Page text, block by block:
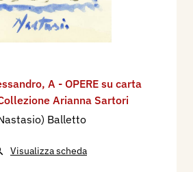
, A - OPERE su carta
Arianna Sartori
Balletto
Visualizza scheda